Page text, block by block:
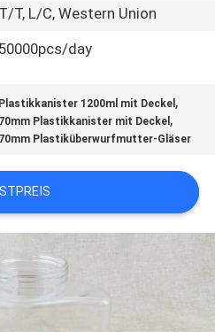
T/T, L/C, Western Union
50000pcs/day
Plastikkanister 1200ml mit Deckel ,
70mm Plastikkanister mit Deckel ,
70mm Plastiküberwurfmutter-Gläser